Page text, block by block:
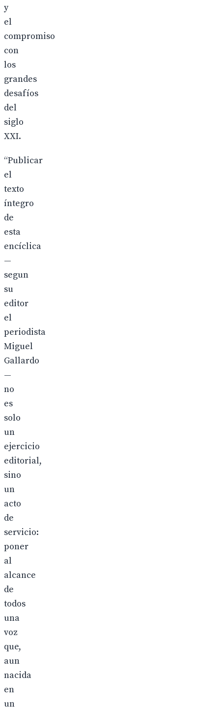
y
el
compromiso
con
los
grandes
desafíos
del
siglo
XXI.
“Publicar
el
texto
íntegro
de
esta
encíclica
—
segun
su
editor
el
periodista
Miguel
Gallardo
—
no
es
solo
un
ejercicio
editorial,
sino
un
acto
de
servicio:
poner
al
alcance
de
todos
una
voz
que,
aun
nacida
en
un